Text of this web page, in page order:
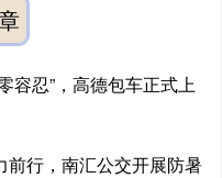
容忍”，高德包车正式上
前行，南汇公交开展防暑